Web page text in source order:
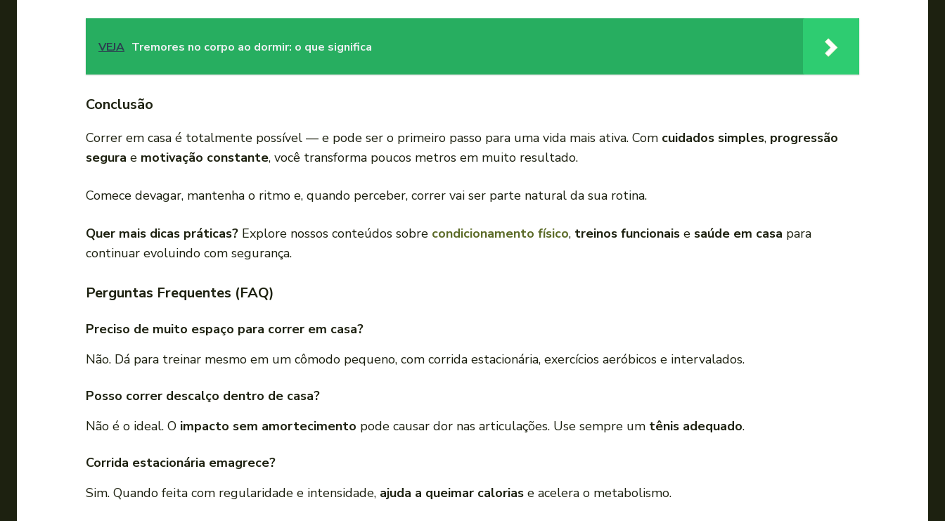
VEJA Tremores no corpo ao dormir: o que significa
Conclusão
Correr em casa é totalmente possível — e pode ser o primeiro passo para uma vida mais ativa. Com cuidados simples, progressão
segura e motivação constante, você transforma poucos metros em muito resultado.
Comece devagar, mantenha o ritmo e, quando perceber, correr vai ser parte natural da sua rotina.
Quer mais dicas práticas? Explore nossos conteúdos sobre condicionamento físico, treinos funcionais e saúde em casa para
continuar evoluindo com segurança.
Perguntas Frequentes (FAQ)
Preciso de muito espaço para correr em casa?
Não. Dá para treinar mesmo em um cômodo pequeno, com corrida estacionária, exercícios aeróbicos e intervalados.
Posso correr descalço dentro de casa?
Não é o ideal. O impacto sem amortecimento pode causar dor nas articulações. Use sempre um tênis adequado.
Corrida estacionária emagrece?
Sim. Quando feita com regularidade e intensidade, ajuda a queimar calorias e acelera o metabolismo.